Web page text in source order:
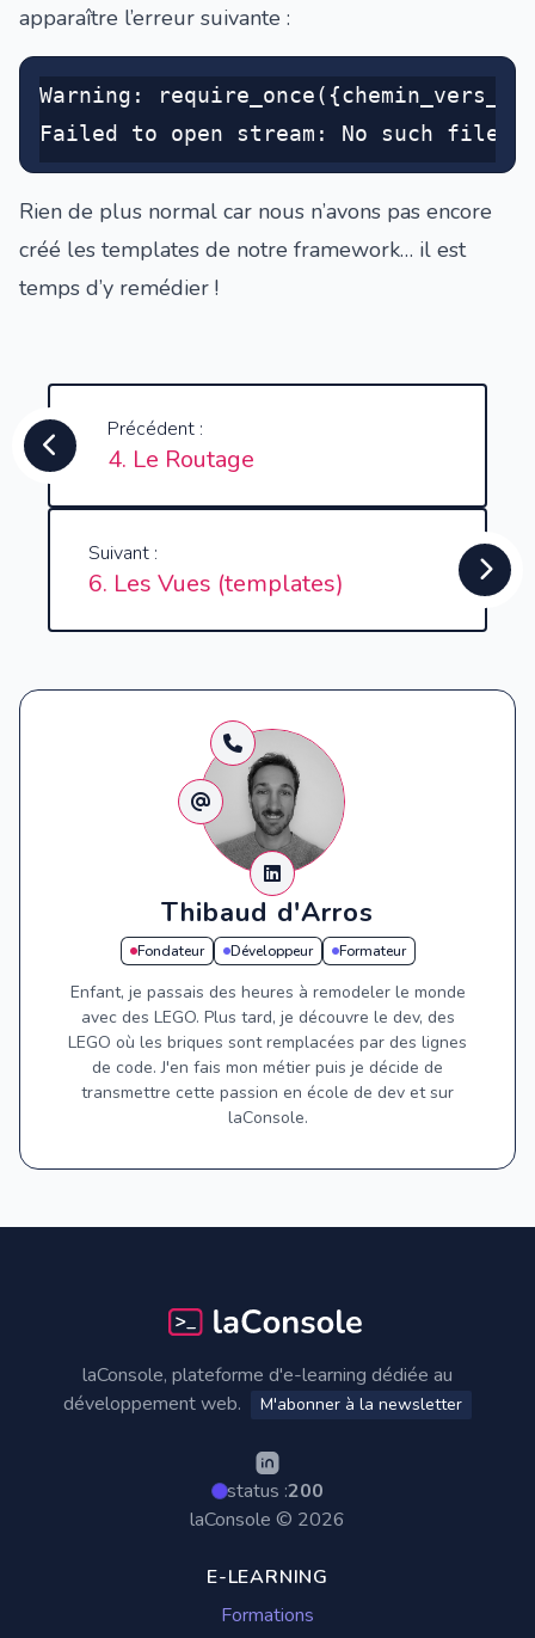
apparaître l’erreur suivante :
Warning:
Failed to open stream: No such file
Rien de plus normal car nous n’avons pas encore
créé les templates de notre framework… il est
temps d’y remédier !
Précédent :
4. Le Routage
Suivant :
6. Les Vues (templates)
Thibaud d'Arros
Fondateur Développeur Formateur
Enfant, je passais des heures à remodeler le monde
avec des LEGO. Plus tard, je découvre le dev, des
LEGO où les briques sont remplacées par des lignes
de code. J'en fais mon métier puis je décide de
transmettre cette passion en école de dev et sur
laConsole.
laConsole, plateforme d'e-learning dédiée au
développement web.
M'abonner à la newsletter
status :200
laConsole © 2026
E-LEARNING
Formations